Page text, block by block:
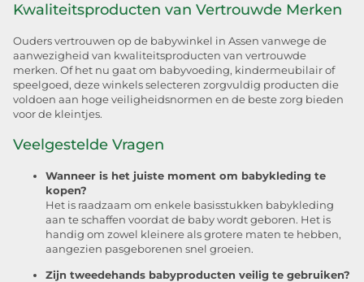
Kwaliteitsproducten van Vertrouwde Merken
Ouders vertrouwen op de babywinkel in Assen vanwege de
aanwezigheid van kwaliteitsproducten van vertrouwde
merken. Of het nu gaat om babyvoeding, kindermeubilair of
speelgoed, deze winkels selecteren zorgvuldig producten die
voldoen aan hoge veiligheidsnormen en de beste zorg bieden
voor de kleintjes.
Veelgestelde Vragen
Wanneer is het juiste moment om babykleding te
kopen?
Het is raadzaam om enkele basisstukken babykleding
aan te schaffen voordat de baby wordt geboren. Het is
handig om zowel kleinere als grotere maten te hebben,
aangezien pasgeborenen snel groeien.
Zijn tweedehands babyproducten veilig te gebruiken?